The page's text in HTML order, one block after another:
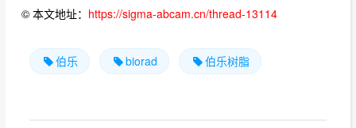
© 本文地址： https://sigma-abcam.cn/thread-13114
伯乐 biorad 伯乐树脂